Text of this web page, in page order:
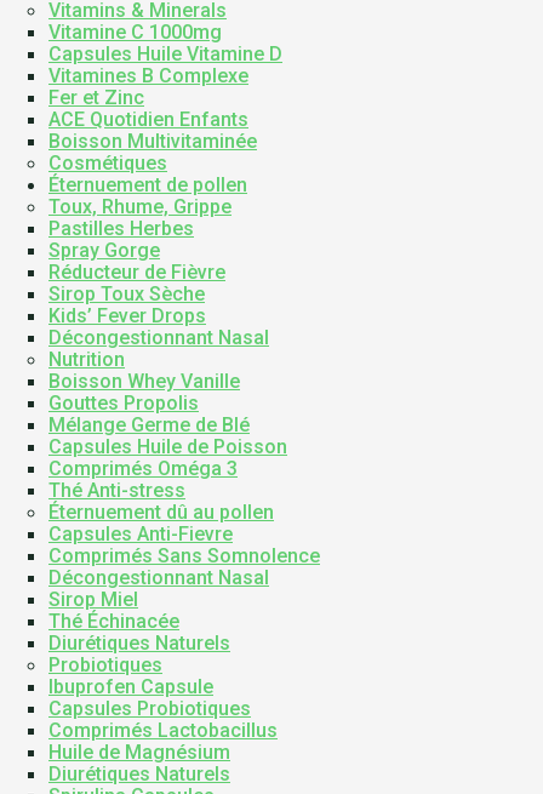
Vitamins & Minerals
Vitamine C 1000mg
Capsules Huile Vitamine D
Vitamines B Complexe
Fer et Zinc
ACE Quotidien Enfants
Boisson Multivitaminée
Cosmétiques
Éternuement de pollen
Toux, Rhume, Grippe
Pastilles Herbes
Spray Gorge
Réducteur de Fièvre
Sirop Toux Sèche
Kids’ Fever Drops
Décongestionnant Nasal
Nutrition
Boisson Whey Vanille
Gouttes Propolis
Mélange Germe de Blé
Capsules Huile de Poisson
Comprimés Oméga 3
Thé Anti-stress
Éternuement dû au pollen
Capsules Anti-Fievre
Comprimés Sans Somnolence
Décongestionnant Nasal
Sirop Miel
Thé Échinacée
Diurétiques Naturels
Probiotiques
Ibuprofen Capsule
Capsules Probiotiques
Comprimés Lactobacillus
Huile de Magnésium
Diurétiques Naturels